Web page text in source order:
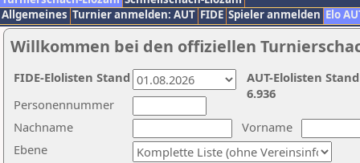
Allgemeines Turnier anmelden: AUT FIDE Spieler anmelden Elo
Willkommen bei den offiziellen
Nachname
Vorname
Ebene
Personennummer
AUT-Elolisten
6.936
FIDE-Elolisten Stand